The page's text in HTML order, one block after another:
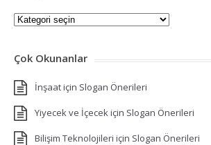
Kategoriler
Çok Okunanlar
İnşaat için Slogan Önerileri
Yiyecek ve İçecek için Slogan Önerileri
Bilişim Teknolojileri için Slogan Önerileri